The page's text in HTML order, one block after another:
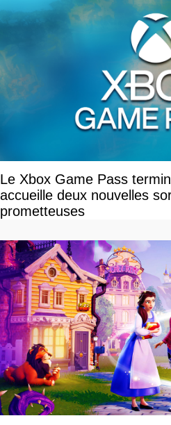
Le Xbox Game Pass
accueille deux nouvelles
prometteuses